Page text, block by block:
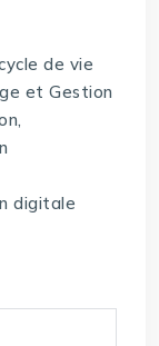
de vie
et Gestion
digitale